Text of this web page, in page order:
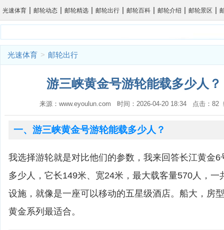
光速体育 | 邮轮动态 | 邮轮精选 | 邮轮出行 | 邮轮百科 | 邮轮介绍 | 邮轮景区 |
光速体育 > 邮轮出行
游三峡黄金号游轮能载多少人
来源：www.eyoulun.com 时间：2026-04-20 18:34 点击：
一、游三峡黄金号游轮能载多少人？
我选择游轮就是对比他们的参数，我来回答长江黄金
多少人，它长149米、宽24米，最大载客量570人，一
设施，就像是一座可以移动的五星级酒店。船大，房
黄金系列最适合。